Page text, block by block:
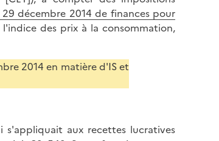
29 décembre 2014 de finances pour
des prix à la consommation,
2014 en matière d'IS et
aux recettes lucratives